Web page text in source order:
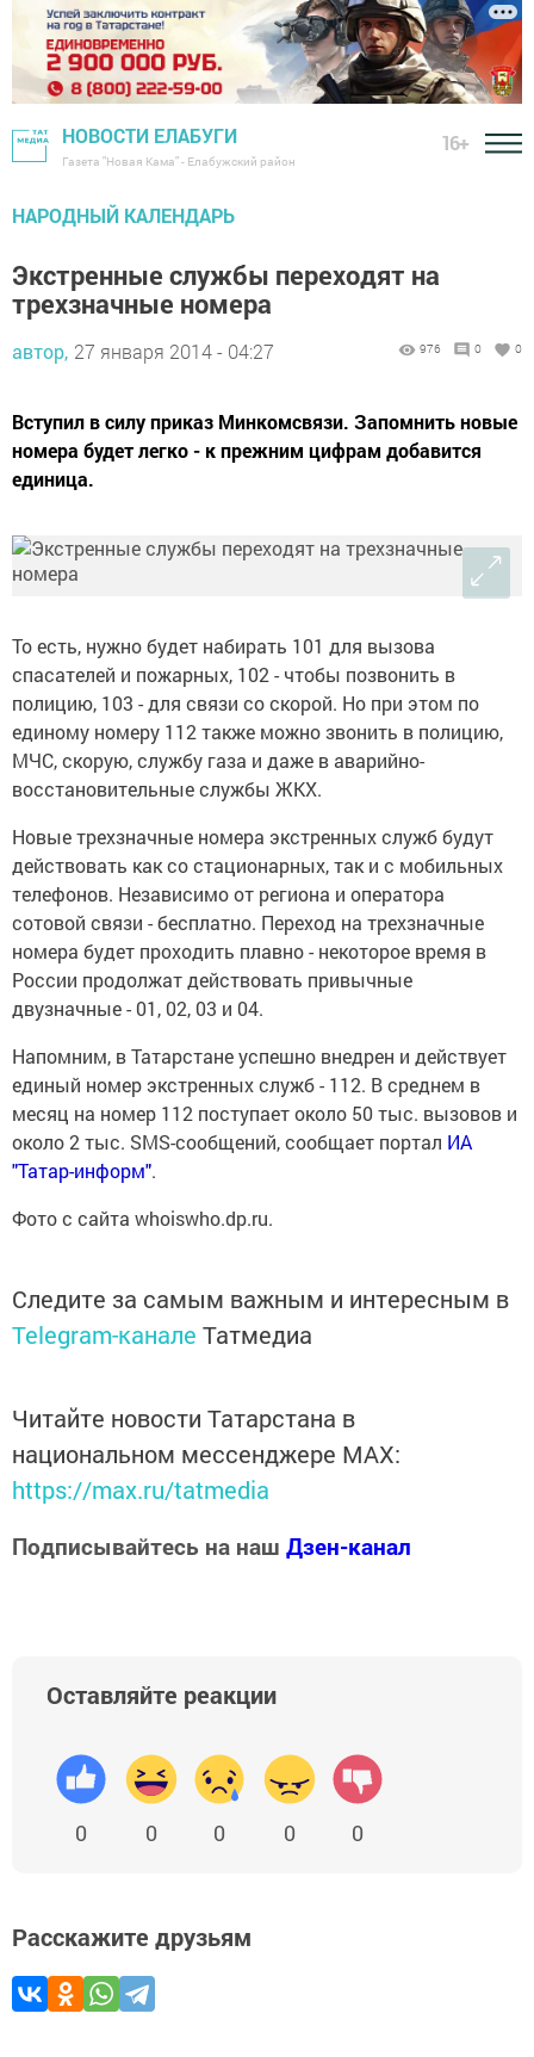
НОВОСТИ ЕЛАБУГИ
Газета "Новая Кама" - Елабужский район
16+
НАРОДНЫЙ КАЛЕНДАРЬ
Экстренные службы переходят на
трехзначные номера
автор, 27 января 2014 - 04:27 976 0 0
Вступил в силу приказ Минкомсвязи. Запомнить новые
номера будет легко - к прежним цифрам добавится
единица.
То есть, нужно будет набирать 101 для вызова
спасателей и пожарных, 102 - чтобы позвонить в
полицию, 103 - для связи со скорой. Но при этом по
единому номеру 112 также можно звонить в полицию,
МЧС, скорую, службу газа и даже в аварийно-
восстановительные службы ЖКХ.
Новые трехзначные номера экстренных служб будут
действовать как со стационарных, так и с мобильных
телефонов. Независимо от региона и оператора
сотовой связи - бесплатно. Переход на трехзначные
номера будет проходить плавно - некоторое время в
России продолжат действовать привычные
двузначные - 01, 02, 03 и 04.
Напомним, в Татарстане успешно внедрен и действует
единый номер экстренных служб - 112. В среднем в
месяц на номер 112 поступает около 50 тыс. вызовов и
около 2 тыс. SMS-сообщений, сообщает портал ИА
"Татар-информ".
Фото с сайта whoiswho.dp.ru.
Следите за самым важным и интересным в
Telegram-канале Татмедиа
Читайте новости Татарстана в
национальном мессенджере MАХ:
https://max.ru/tatmedia
Подписывайтесь на наш Дзен-канал
Оставляйте реакции
0 0 0 0 0
Расскажите друзьям